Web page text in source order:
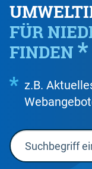
FÜR
FINDEN
z.B.